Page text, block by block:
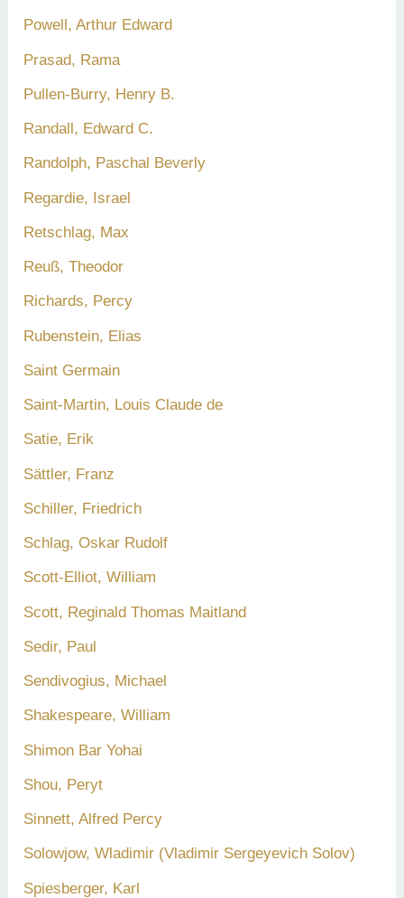
Powell, Arthur Edward
Prasad, Rama
Pullen-Burry, Henry B.
Randall, Edward C.
Randolph, Paschal Beverly
Regardie, Israel
Retschlag, Max
Reuß, Theodor
Richards, Percy
Rubenstein, Elias
Saint Germain
Saint-Martin, Louis Claude de
Satie, Erik
Sättler, Franz
Schiller, Friedrich
Schlag, Oskar Rudolf
Scott-Elliot, William
Scott, Reginald Thomas Maitland
Sedir, Paul
Sendivogius, Michael
Shakespeare, William
Shimon Bar Yohai
Shou, Peryt
Sinnett, Alfred Percy
Solowjow, Wladimir (Vladimir Sergeyevich Solov)
Spiesberger, Karl